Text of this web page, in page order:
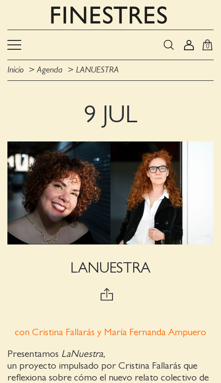
0
Inicio Agenda LANUESTRA
9 JUL
LANUESTRA
con Cristina Fallarás y María Fernanda Ampuero
Presentamos LaNuestra,
un proyecto impulsado por Cristina Fallarás que
reflexiona sobre cómo el nuevo relato colectivo de